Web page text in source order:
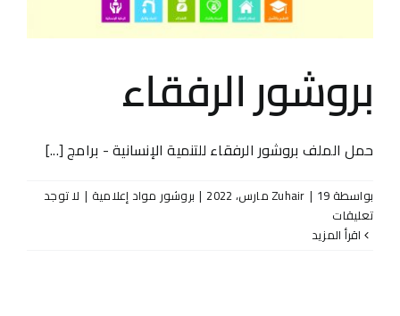
بروشور الرفقاء
حمل الملف بروشور الرفقاء للتنمية الإنسانية - برامج [...]
بواسطة Zuhair | 19 مارس، 2022 | بروشور مواد إعلامية | لا توجد
تعليقات